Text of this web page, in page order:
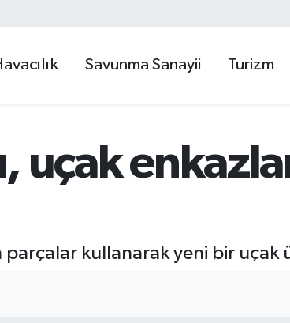
Savunma Sanayii Turizm
uçak
parçalar kullanarak yeni bir uçak